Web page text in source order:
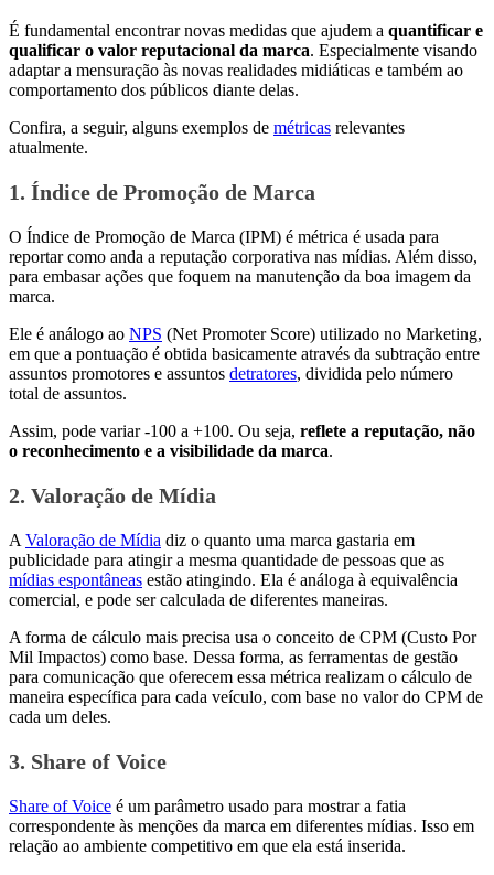
É fundamental encontrar novas medidas que ajudem a quantificar e
qualificar o valor reputacional da marca. Especialmente visando
adaptar a mensuração às novas realidades midiáticas e também ao
comportamento dos públicos diante delas.
Confira, a seguir, alguns exemplos de métricas relevantes
atualmente.
1. Índice de Promoção de Marca
O Índice de Promoção de Marca (IPM) é métrica é usada para
reportar como anda a reputação corporativa nas mídias. Além disso,
para embasar ações que foquem na manutenção da boa imagem da
marca.
Ele é análogo ao NPS (Net Promoter Score) utilizado no Marketing,
em que a pontuação é obtida basicamente através da subtração entre
assuntos promotores e assuntos detratores, dividida pelo número
total de assuntos.
Assim, pode variar -100 a +100. Ou seja, reflete a reputação, não
o reconhecimento e a visibilidade da marca.
2. Valoração de Mídia
A Valoração de Mídia diz o quanto uma marca gastaria em
publicidade para atingir a mesma quantidade de pessoas que as
mídias espontâneas estão atingindo. Ela é análoga à equivalência
comercial, e pode ser calculada de diferentes maneiras.
A forma de cálculo mais precisa usa o conceito de CPM (Custo Por
Mil Impactos) como base. Dessa forma, as ferramentas de gestão
para comunicação que oferecem essa métrica realizam o cálculo de
maneira específica para cada veículo, com base no valor do CPM de
cada um deles.
3. Share of Voice
Share of Voice é um parâmetro usado para mostrar a fatia
correspondente às menções da marca em diferentes mídias. Isso em
relação ao ambiente competitivo em que ela está inserida.